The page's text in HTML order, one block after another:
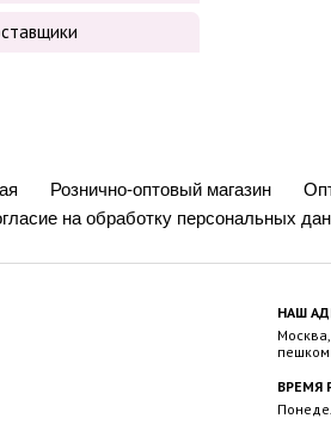
Рознично-оптовый магазин
на обработку персональных
НАШ
пешком
ВРЕМЯ